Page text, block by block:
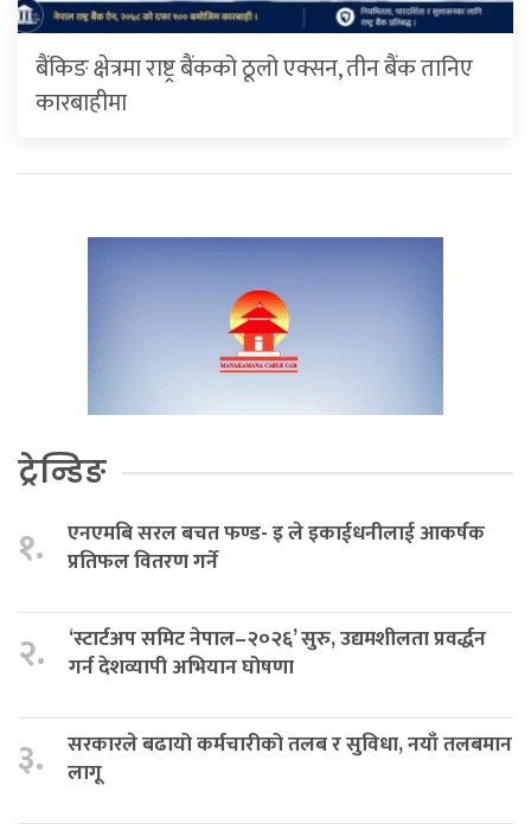
बैंकिङ क्षेत्रमा राष्ट्र बैंकको ठूलो एक्सन, तीन बैंक तानिए
कारबाहीमा
ट्रेन्डिङ
१.
एनएमबि सरल बचत फण्ड- इ ले इकाईधनीलाई आकर्षक
प्रतिफल वितरण गर्ने
२.
‘स्टार्टअप समिट नेपाल–२०२६’ सुरु, उद्यमशीलता प्रवर्द्धन
गर्न देशव्यापी अभियान घोषणा
३.
सरकारले बढायो कर्मचारीको तलब र सुविधा, नयाँ तलबमान
लागू